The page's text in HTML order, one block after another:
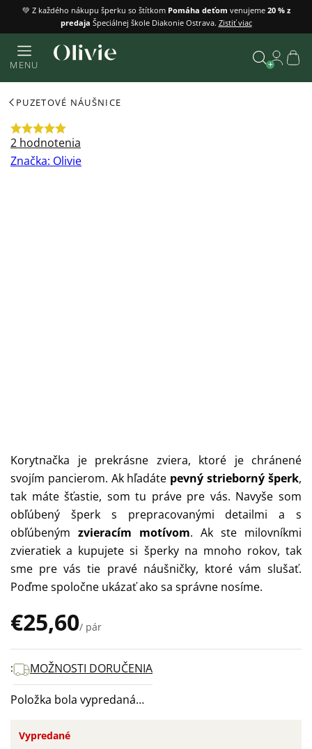
Prejsť
obsah
💚 Z každého nákupu šperku so štítkom Pomáha deťom venujeme 20 % z
predaja Špeciálnej škole Diakonie Ostrava. Zistiť viac
MENU
PUZETOVÉ NÁUŠNICE
Priemerné
hodnotenie
2 hodnotenia
Značka: Olivie
€25,60/ pár
Jednotková
cena:
Vypredané
MOŽNOSTI DORUČENIA
Položka bola vypredaná…
Korytnačka je prekrásne zviera, ktoré je chránené
svojím pancierom. Ak hľadáte pevný strieborný šperk,
tak máte šťastie, som tu práve pre vás. Navyše som
obľúbený šperk s prepracovanými detailmi a s
obľúbeným zvieracím motívom. Ak ste milovníkmi
zvieratiek a kupujete si šperky na mnoho rokov, tak
sme pre vás tie pravé náušničky, ktoré vám slušať.
Poďme spoločne ukázať ako sa správne nosíme.